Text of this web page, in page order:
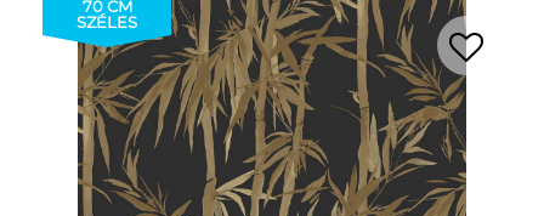
70 CM
SZÉLES